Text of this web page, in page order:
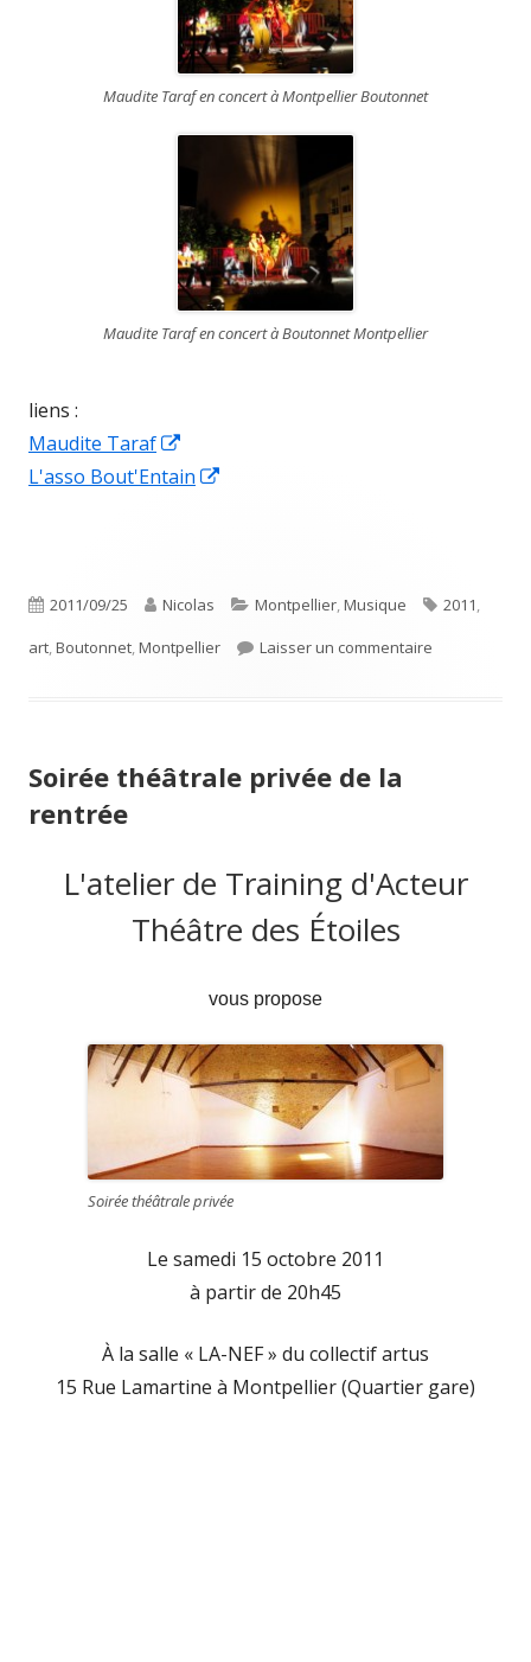
Maudite Taraf en concert à Montpellier Boutonnet
Maudite Taraf en concert à Boutonnet Montpellier
liens :
Maudite Taraf
dans
L'asso Bout'Entain
fenêtre
Publié
le
2011/09/25 Auteur
Nicolas Catégories
Montpellier,Musique Étiquettes
2011,
art,Boutonnet,Montpellier Laisser un commentaire
Soirée théâtrale privée de la
rentrée
L'atelier de Training d'Acteur
Théâtre des Étoiles
vous propose
Soirée théâtrale privée
Le samedi 15 octobre 2011
à partir de 20h45
À la salle « LA-NEF » du collectif artus
15 Rue Lamartine à Montpellier (Quartier gare)